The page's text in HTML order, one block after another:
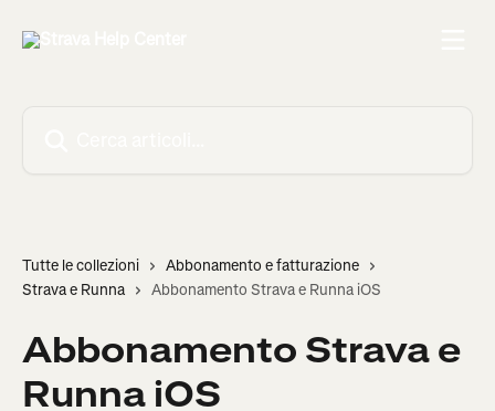
Tutte le collezioni
Abbonamento e fatturazione
Strava e Runna
Abbonamento Strava e Runna iOS
Abbonamento Strava e
Runna iOS